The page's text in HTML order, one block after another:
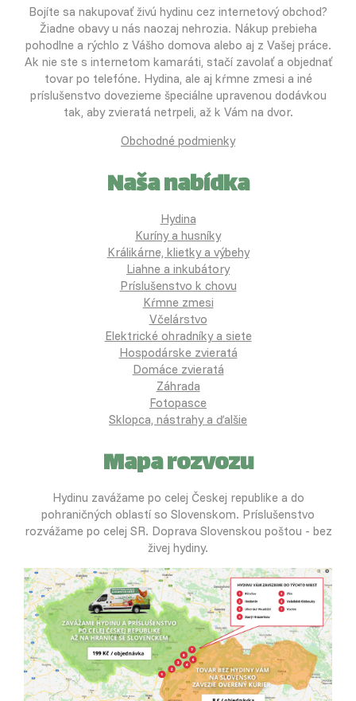
Bojíte sa nakupovať živú hydinu cez internetový obchod?
Žiadne obavy u nás naozaj nehrozia. Nákup prebieha
pohodlne a rýchlo z Vášho domova alebo aj z Vašej práce.
Ak nie ste s internetom kamaráti, stačí zavolať a objednať
tovar po telefóne. Hydina, ale aj kŕmne zmesi a iné
príslušenstvo dovezieme špeciálne upravenou dodávkou
tak, aby zvieratá netrpeli, až k Vám na dvor.
Obchodné podmienky
Naša nabídka
Hydina
Kuríny a husníky
Králikárne, klietky a výbehy
Liahne a inkubátory
Príslušenstvo k chovu
Kŕmne zmesi
Včelárstvo
Elektrické ohradníky a siete
Hospodárske zvieratá
Domáce zvieratá
Záhrada
Fotopasce
Sklopca, nástrahy a ďalšie
Mapa rozvozu
Hydinu zavážame po celej Českej republike a do
pohraničných oblastí so Slovenskom. Príslušenstvo
rozvážame po celej SR. Doprava Slovenskou poštou - bez
živej hydiny.